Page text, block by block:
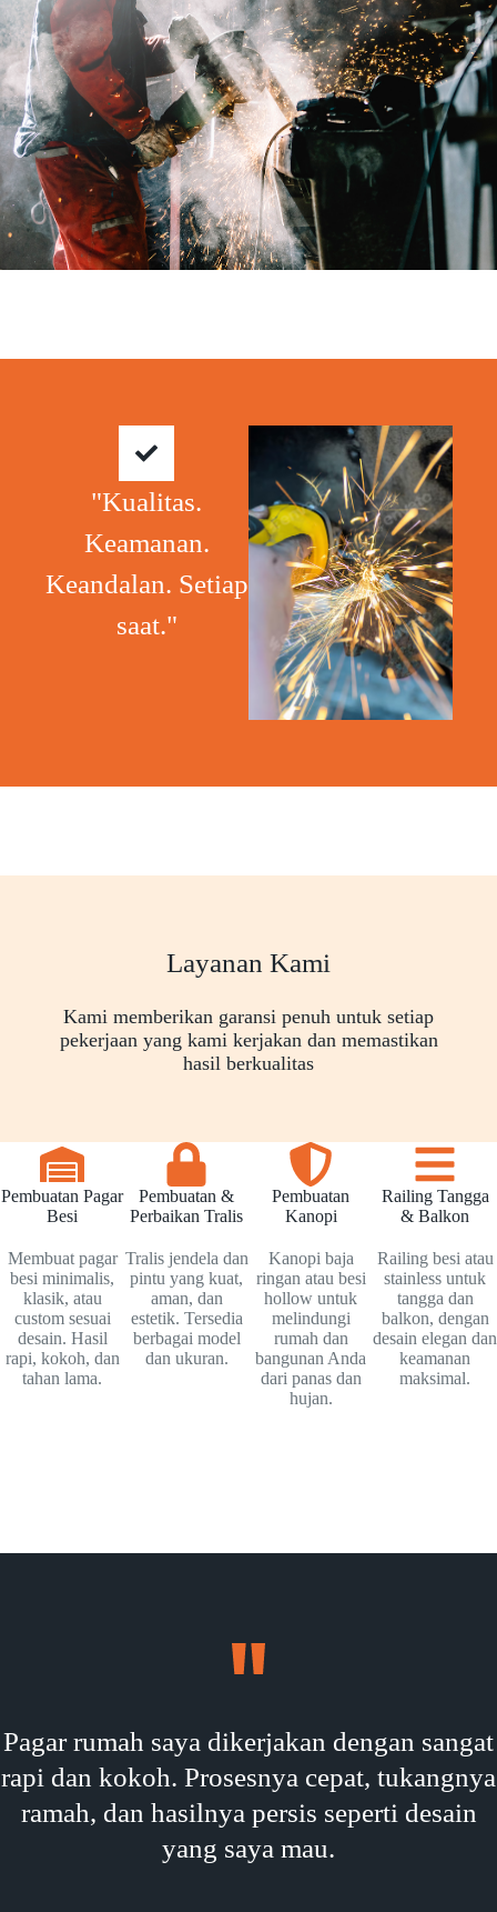
"Kualitas.
Keamanan.
Keandalan. Setiap
saat."
Layanan Kami
Kami memberikan garansi penuh untuk setiap
pekerjaan yang kami kerjakan dan memastikan
hasil berkualitas
Pembuatan Pagar
Besi
Membuat pagar
besi minimalis,
klasik, atau
custom sesuai
desain. Hasil
rapi, kokoh, dan
tahan lama.
Pembuatan &
Perbaikan Tralis
Tralis jendela dan
pintu yang kuat,
aman, dan
estetik. Tersedia
berbagai model
dan ukuran.
Pembuatan
Kanopi
Kanopi baja
ringan atau besi
hollow untuk
melindungi
rumah dan
bangunan Anda
dari panas dan
hujan.
Railing Tangga
& Balkon
Railing besi atau
stainless untuk
tangga dan
balkon, dengan
desain elegan dan
keamanan
maksimal.
Pagar rumah saya dikerjakan dengan sangat
rapi dan kokoh. Prosesnya cepat, tukangnya
ramah, dan hasilnya persis seperti desain
yang saya mau.